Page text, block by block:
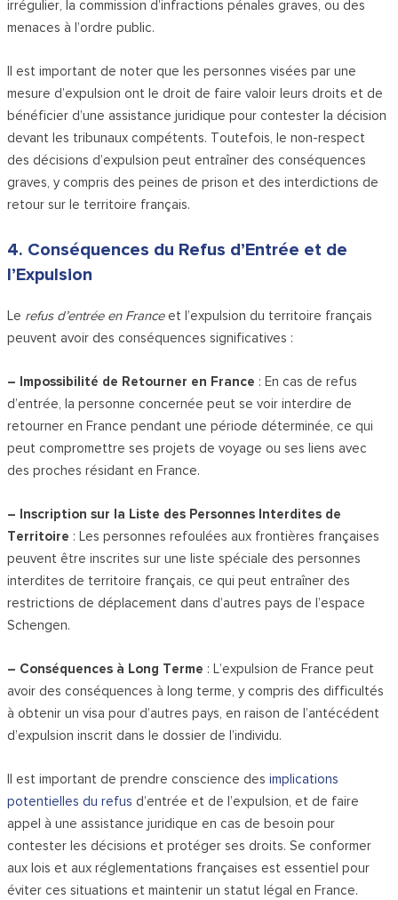
irrégulier, la commission d’infractions pénales graves, ou des
menaces à l’ordre public.
Il est important de noter que les personnes visées par une
mesure d’expulsion ont le droit de faire valoir leurs droits et de
bénéficier d’une assistance juridique pour contester la décision
devant les tribunaux compétents. Toutefois, le non-respect
des décisions d’expulsion peut entraîner des conséquences
graves, y compris des peines de prison et des interdictions de
retour sur le territoire français.
4. Conséquences du Refus d’Entrée et de
l’Expulsion
Le refus d’entrée en Franceet l’expulsion du territoire français
peuvent avoir des conséquences significatives :
– Impossibilité de Retourner en France : En cas de refus
d’entrée, la personne concernée peut se voir interdire de
retourner en France pendant une période déterminée, ce qui
peut compromettre ses projets de voyage ou ses liens avec
des proches résidant en France.
– Inscription sur la Liste des Personnes Interdites de
Territoire : Les personnes refoulées aux frontières françaises
peuvent être inscrites sur une liste spéciale des personnes
interdites de territoire français, ce qui peut entraîner des
restrictions de déplacement dans d’autres pays de l’espace
Schengen.
– Conséquences à Long Terme : L’expulsion de France peut
avoir des conséquences à long terme, y compris des difficultés
à obtenir un visa pour d’autres pays, en raison de l’antécédent
d’expulsion inscrit dans le dossier de l’individu.
Il est important de prendre conscience desimplications
potentielles du refus d’entrée et de l’expulsion, et de faire
appel à une assistance juridique en cas de besoin pour
contester les décisions et protéger ses droits. Se conformer
aux lois et aux réglementations françaises est essentiel pour
éviter ces situations et maintenir un statut légal en France.